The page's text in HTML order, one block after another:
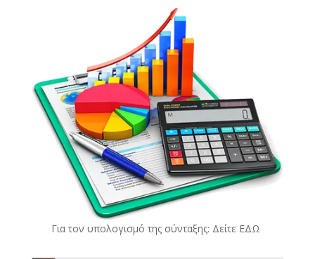
Για τον υπολογισμό της σύνταξης: Δείτε ΕΔΩ